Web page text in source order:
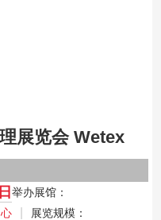
展览会 Wetex
举办展馆：
展览规模：